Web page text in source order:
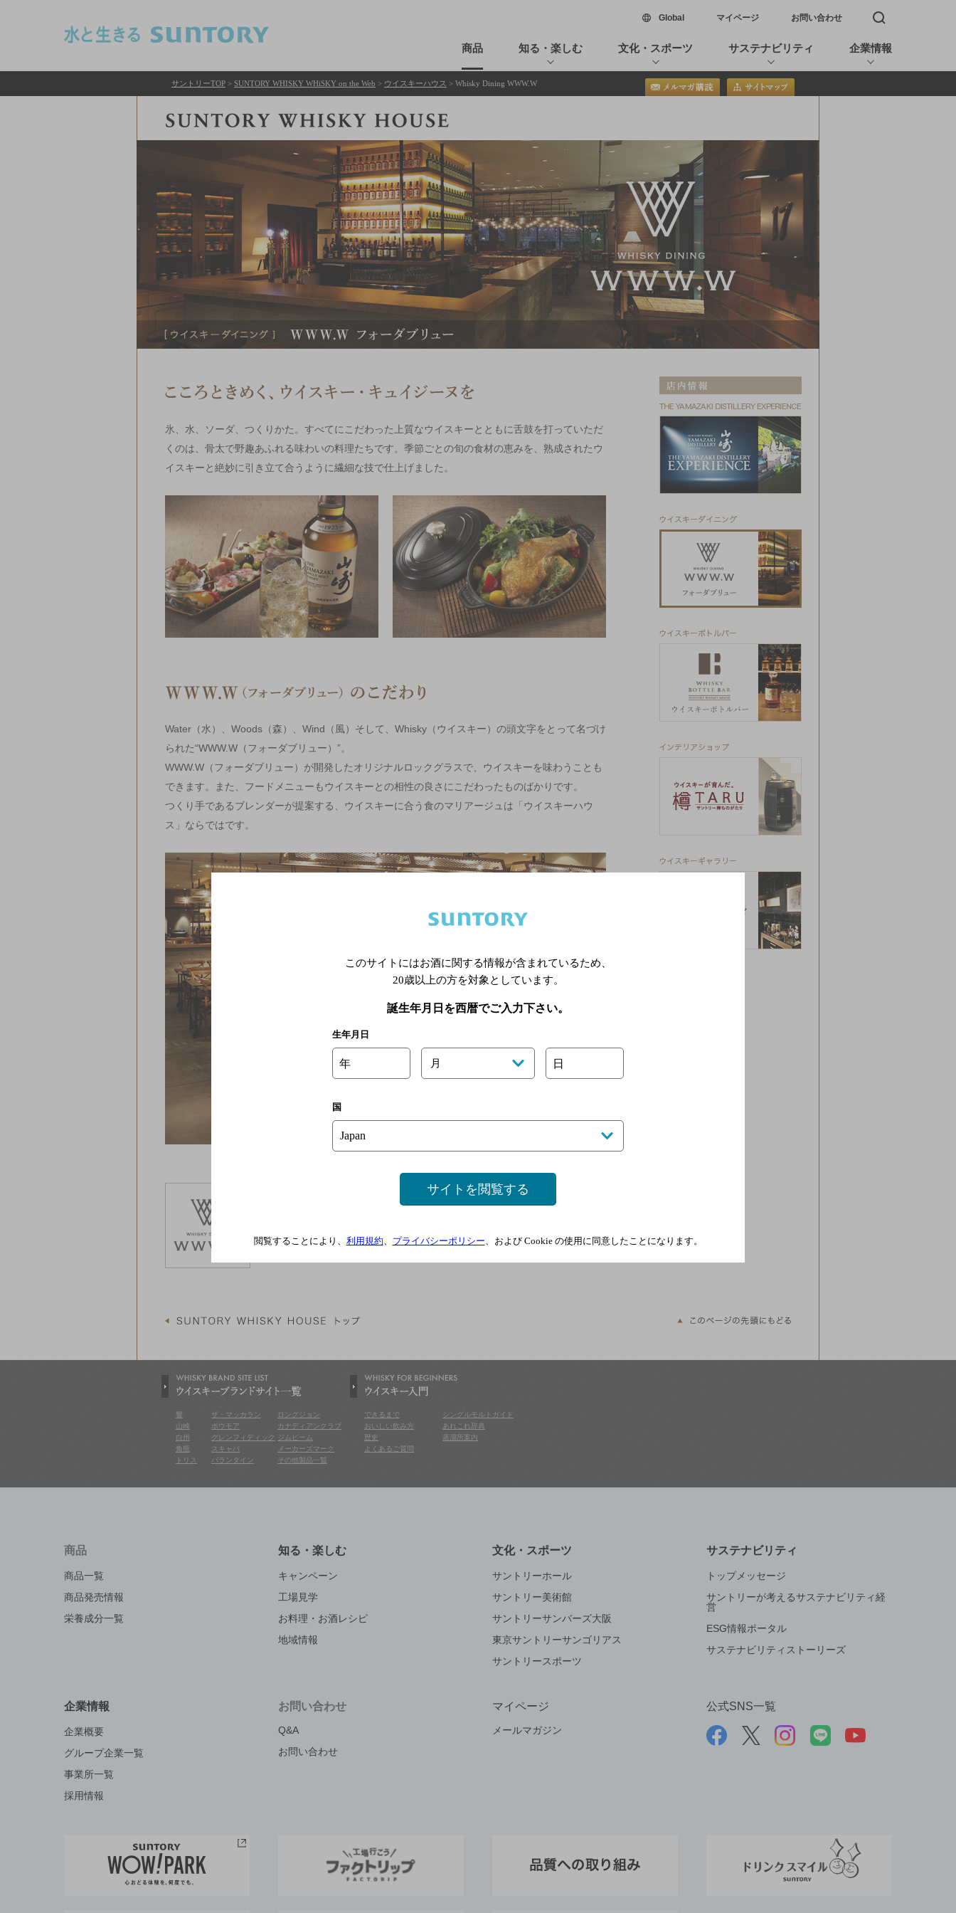
Global新しいウィンドウで開く
マイページ お問い合わせ 検索窓を開く
商品 知る・楽しむ 文化・スポーツ サステナビリティ 企業情報
サントリーTOP > SUNTORY WHISKY WHiSKY on the Web > ウイスキーハウス > Whisky Dining WWW.W
氷、水、ソーダ、つくりかた。すべてにこだわった上質なウイスキーとともに舌鼓を打っていただ
くのは、骨太で野趣あふれる味わいの料理たちです。季節ごとの旬の食材の恵みを、熟成されたウ
イスキーと絶妙に引き立て合うように繊細な技で仕上げました。
Water（水）、Woods（森）、Wind（風）そして、Whisky（ウイスキー）の頭文字をとって名づけ
られた“WWW.W（フォーダブリュー）”。
WWW.W（フォーダブリュー）が開発したオリジナルロックグラスで、ウイスキーを味わうことも
できます。また、フードメニューもウイスキーとの相性の良さにこだわったものばかりです。
つくり手であるブレンダーが提案する、ウイスキーに合う食のマリアージュは「ウイスキーハウ
ス」ならではです。
ウイスキーダイニング WWW.W（フォーダブリュー）
営業時間：11：30～14：00 / 17：30～23：00
TEL：06-6359-5177
響
山崎
白州
角瓶
トリス
ザ・マッカラン
ボウモア
グレンフィディック
スキャパ
バランタイン
ロングジョン
カナディアンクラブ
ジムビーム
メーカーズマーク
その他製品一覧
できるまで
おいしい飲み方
歴史
よくあるご質問
シングルモルトガイド
あれこれ辞典
蒸溜所案内
商品
商品一覧
商品発売情報
栄養成分一覧
知る・楽しむ
キャンペーン
工場見学
お料理・お酒レシピ
地域情報
文化・スポーツ
サントリーホール
サントリー美術館
サントリーサンバーズ大阪
東京サントリーサンゴリアス
サントリースポーツ
サステナビリティ
トップメッセージ
サントリーが考えるサステナビリティ経
営
ESG情報ポータル
サステナビリティストーリーズ
企業情報
企業概要
グループ企業一覧
事業所一覧
採用情報
お問い合わせ
Q&A
お問い合わせ
マイページ
メールマガジン
公式SNS一覧
このサイトにはお酒に関する情報が含まれているため、
20歳以上の方を対象としています。
誕生年月日を西暦でご入力下さい。
生年月日
年 月 日
国
サイトを閲覧する
閲覧することにより、 利用規約、 プライバシーポリシー、および Cookie の使用に同意したことになります。